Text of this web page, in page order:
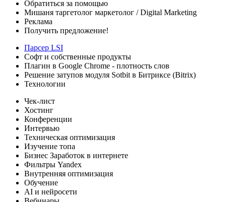
Обратиться за помощью
Мишаня таргетолог маркетолог / Digital Marketing
Реклама
Получить предложение!
Парсер LSI
Софт и собственные продукты
Плагин в Google Chrome - плотность слов
Решение затупов модуля Sotbit в Битриксе (Bitrix)
Технологии
Чек-лист
Хостинг
Конференции
Интервью
Техническая оптимизация
Изучение топа
Бизнес Заработок в интернете
Фильтры Yandex
Внутренняя оптимизация
Обучение
AI и нейросети